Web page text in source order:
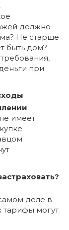
должно
Не старше
быть дом?
при
имеет
деле в
тарифы могут